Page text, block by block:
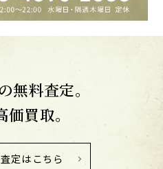
無料査定。
買取。
定はこちら